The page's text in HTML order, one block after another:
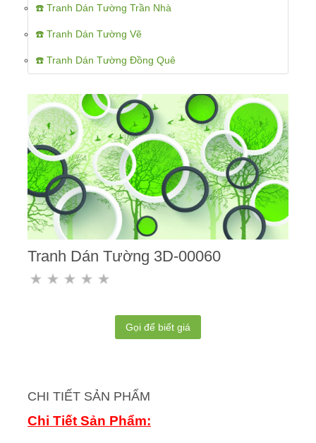
☎️ Tranh Dán Tường Trần Nhà
☎️ Tranh Dán Tường Vẽ
☎️ Tranh Dán Tường Đồng Quê
Tranh Dán Tường 3D-00060
Gọi để biết giá
CHI TIẾT SẢN PHẨM
Chi Tiết Sản Phẩm: